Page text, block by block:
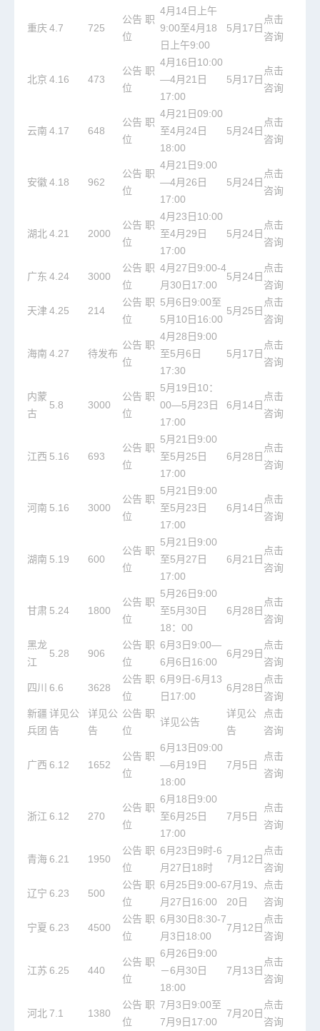
重庆4.7 725
公告 职
位
4月14日上午
9:00至4月18
日上午9:00
5月17日
点击
咨询
北京 4.16 473
公告 职
位
4月16日10:00
—4月21日
17:00
5月17日
点击
咨询
云南 4.17 648
公告 职
位
4月21日09:00
至4月24日
18:00
5月24日
点击
咨询
安徽4.18 962
公告 职
位
4月21日9:00
—4月26日
17:00
5月24日
点击
咨询
湖北4.21 2000
公告 职
位
4月23日10:00
至4月29日
17:00
5月24日
点击
咨询
广东 4.24 3000
公告 职
位
4月27日9:00-4
月30日17:00
5月24日
点击
咨询
天津4.25 214
公告 职
位
5月6日9:00至
5月10日16:00
5月25日
点击
咨询
海南 4.27 待发布
公告 职
位
4月28日9:00
至5月6日
17:30
5月17日
点击
咨询
内蒙
古
5.8 3000
公告 职
位
5月19日10：
00—5月23日
17:00
6月14日
点击
咨询
江西 5.16 693
公告 职
位
5月21日9:00
至5月25日
17:00
6月28日
点击
咨询
河南 5.16 3000
公告 职
位
5月21日9:00
至5月23日
17:00
6月14日
点击
咨询
湖南 5.19 600
公告 职
位
5月21日9:00
至5月27日
17:00
6月21日
点击
咨询
甘肃 5.24 1800
公告 职
位
5月26日9:00
至5月30日
18：00
6月28日
点击
咨询
黑龙
江
5.28 906
公告 职
位
6月3日9:00—
6月6日16:00
6月29日
点击
咨询
四川 6.6 3628
公告 职
位
6月9日-6月13
日17:00
6月28日
点击
咨询
新疆
兵团
详见公
告
详见公
告
公告 职
位
详见公告
详见公
告
点击
咨询
广西 6.12 1652
公告 职
位
6月13日09:00
—6月19日
18:00
7月5日
点击
咨询
浙江 6.12 270
公告 职
位
6月18日9:00
至6月25日
17:00
7月5日
点击
咨询
青海 6.21 1950
公告 职
位
6月23日9时-6
月27日18时
7月12日
点击
咨询
辽宁 6.23 500
公告 职
位
6月25日9:00-6
月27日16:00
7月19、
20日
点击
咨询
宁夏 6.23 4500
公告 职
位
6月30日8:30-7
月3日18:00
7月12日
点击
咨询
江苏 6.25 440
公告 职
位
6月26日9:00
－6月30日
18:00
7月13日
点击
咨询
河北7.1 1380
公告 职
位
7月3日9:00至
7月9日17:00
7月20日
点击
咨询